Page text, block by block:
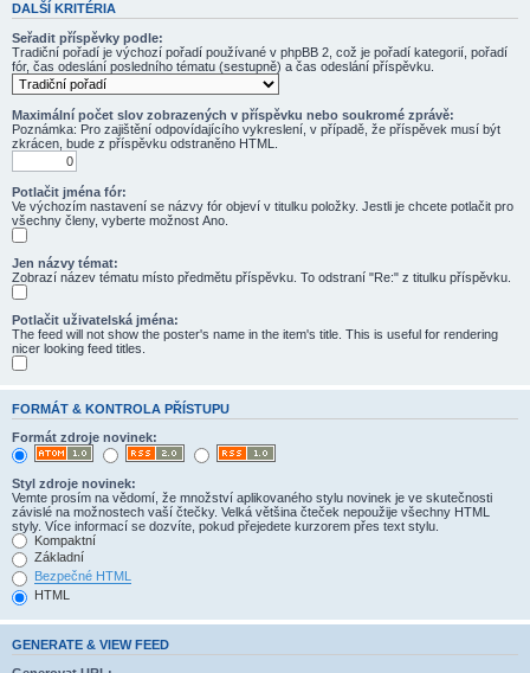
DALŠÍ KRITÉRIA
Seřadit příspěvky podle:
Tradiční pořadí je výchozí pořadí používané v phpBB 2, což je pořadí kategorií, pořadí
fór, čas odeslání posledního tématu (sestupně) a čas odeslání příspěvku.
Maximální počet slov zobrazených v příspěvku nebo soukromé zprávě:
Poznámka: Pro zajištění odpovídajícího vykreslení, v případě, že příspěvek musí být
zkrácen, bude z příspěvku odstraněno HTML.
Potlačit jména fór:
Ve výchozím nastavení se názvy fór objeví v titulku položky. Jestli je chcete potlačit pro
všechny členy, vyberte možnost Ano.
Jen názvy témat:
Zobrazí název tématu místo předmětu příspěvku. To odstraní "Re:" z titulku příspěvku.
Potlačit uživatelská jména:
The feed will not show the poster's name in the item's title. This is useful for rendering
nicer looking feed titles.
FORMÁT & KONTROLA PŘÍSTUPU
Formát zdroje novinek:
Styl zdroje novinek:
Vemte prosím na vědomí, že množství aplikovaného stylu novinek je ve skutečnosti
závislé na možnostech vaší čtečky. Velká většina čteček nepoužije všechny HTML
styly. Více informací se dozvíte, pokud přejedete kurzorem přes text stylu.
Kompaktní
Základní
Bezpečné HTML
HTML
GENERATE & VIEW FEED